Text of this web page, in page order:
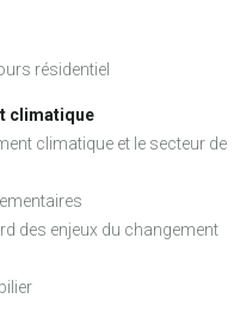
résidentiel
climatique
climatique et le secteur de
des enjeux du changement